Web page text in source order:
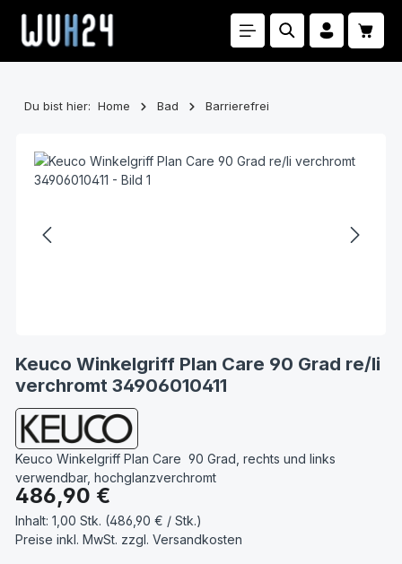
Zum Hauptinhalt springen
Du bist hier: Home Bad Barrierefrei
Keuco Winkelgriff Plan Care 90 Grad re/li
verchromt 34906010411
Keuco Winkelgriff Plan Care 90 Grad, rechts und links
verwendbar, hochglanzverchromt
Regulärer Preis:
486,90 €
Inhalt: 1,00 Stk. (486,90 € / Stk.)
Preise inkl. MwSt. zzgl. Versandkosten